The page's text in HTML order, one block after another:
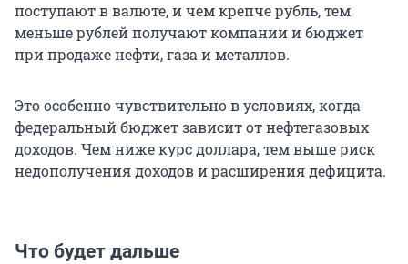
поступают в валюте, и чем крепче рубль, тем
меньше рублей получают компании и бюджет
при продаже нефти, газа и металлов.
Это особенно чувствительно в условиях, когда
федеральный бюджет зависит от нефтегазовых
доходов. Чем ниже курс доллара, тем выше риск
недополучения доходов и расширения дефицита.
Что будет дальше